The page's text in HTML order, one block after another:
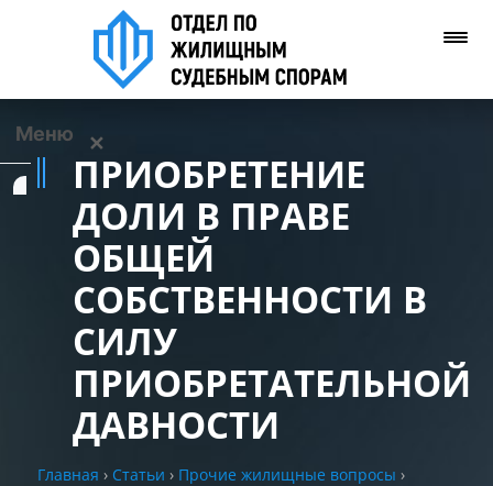
Меню ✕
Задать вопрос
Позвонить нам
ПРИОБРЕТЕНИЕ
ДОЛИ В ПРАВЕ
ОБЩЕЙ
СОБСТВЕННОСТИ В
СИЛУ
ПРИОБРЕТАТЕЛЬНОЙ
ДАВНОСТИ
Главная › Статьи › Прочие жилищные вопросы ›